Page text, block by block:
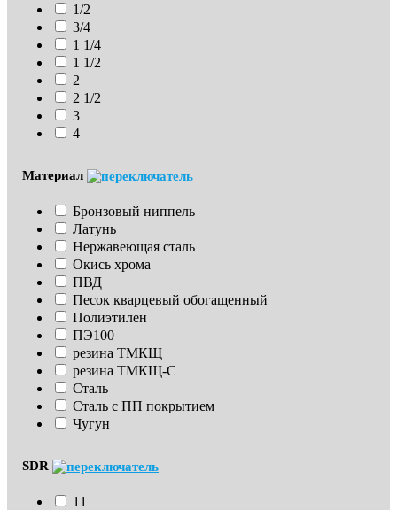
1/2
3/4
1 1/4
1 1/2
2
2 1/2
3
4
Материал
Бронзовый ниппель
Латунь
Нержавеющая сталь
Окись хрома
ПВД
Песок кварцевый обогащенный
Полиэтилен
ПЭ100
резина ТМКЩ
резина ТМКЩ-С
Сталь
Сталь с ПП покрытием
Чугун
SDR
11